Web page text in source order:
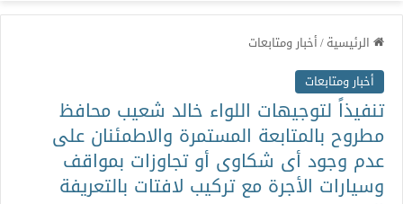
الرئيسية/أخبار ومتابعات
أخبار ومتابعات
تنفيذاً لتوجيهات اللواء خالد شعيب محافظ
مطروح بالمتابعة المستمرة والاطمئنان على
عدم وجود أى شكاوى أو تجاوزات بمواقف
وسيارات الأجرة مع تركيب لافتات بالتعريفة